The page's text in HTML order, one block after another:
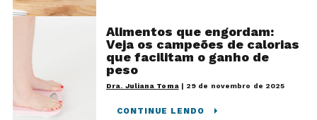
Alimentos que engordam:
Veja os campeões de calorias
que facilitam o ganho de
peso
Dra. Juliana Toma| 29 de novembro de 2025
CONTINUE LENDO